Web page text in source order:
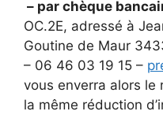
– par chèque
OC.2E, adressé à
Goutine de Maur
– 06 46 03 19 15 –
vous enverra alors le
la même réduction